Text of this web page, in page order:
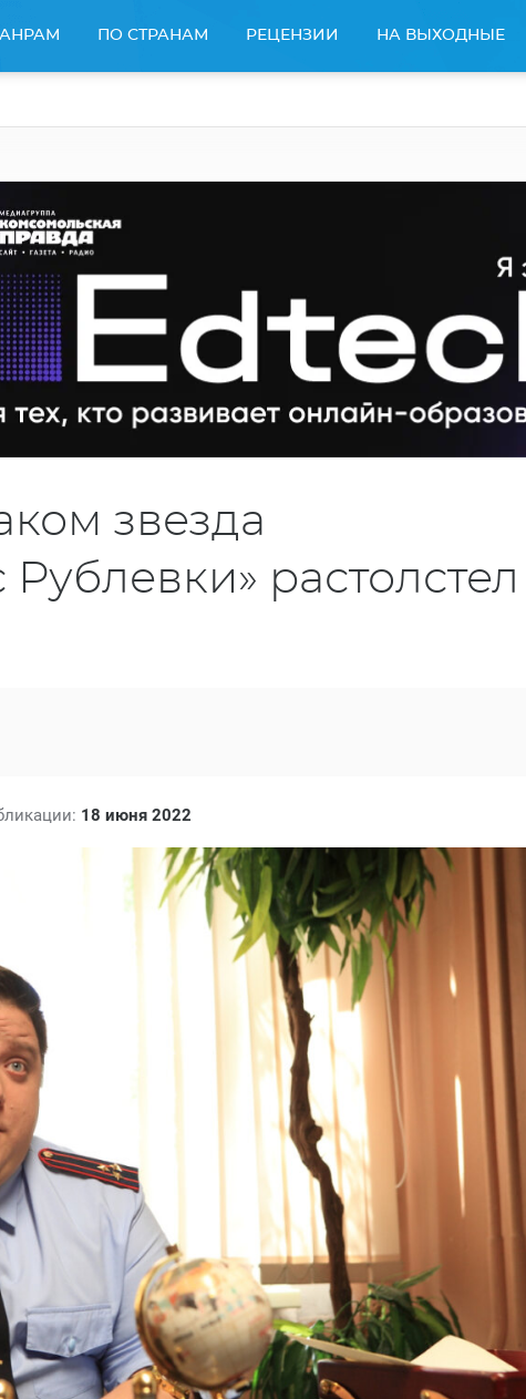
ПО СТРАНАМ РЕЦЕНЗИИ НА ВЫХОДНЫЕ
звезда
растолстел
18 июня 2022